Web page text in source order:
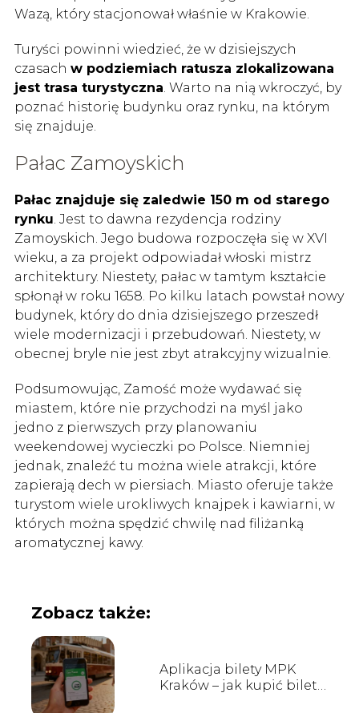
Wazą, który stacjonował właśnie w Krakowie.
Turyści powinni wiedzieć, że w dzisiejszych
czasach w podziemiach ratusza zlokalizowana
jest trasa turystyczna. Warto na nią wkroczyć, by
poznać historię budynku oraz rynku, na którym
się znajduje.
Pałac Zamoyskich
Pałac znajduje się zaledwie 150 m od starego
rynku. Jest to dawna rezydencja rodziny
Zamoyskich. Jego budowa rozpoczęła się w XVI
wieku, a za projekt odpowiadał włoski mistrz
architektury. Niestety, pałac w tamtym kształcie
spłonął w roku 1658. Po kilku latach powstał nowy
budynek, który do dnia dzisiejszego przeszedł
wiele modernizacji i przebudowań. Niestety, w
obecnej bryle nie jest zbyt atrakcyjny wizualnie.
Podsumowując, Zamość może wydawać się
miastem, które nie przychodzi na myśl jako
jedno z pierwszych przy planowaniu
weekendowej wycieczki po Polsce. Niemniej
jednak, znaleźć tu można wiele atrakcji, które
zapierają dech w piersiach. Miasto oferuje także
turystom wiele urokliwych knajpek i kawiarni, w
których można spędzić chwilę nad filiżanką
aromatycznej kawy.
Zobacz także:
Aplikacja bilety MPK
Kraków – jak kupić bilet